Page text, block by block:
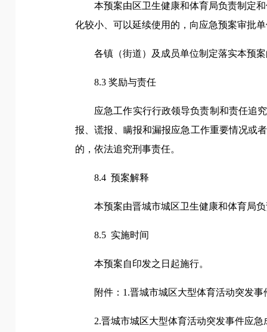
本预案由区卫生健康和体育局负责制定
化较小、可以延续使用的，向应急预案审批
各镇（街道）及成员单位制定落实本预
8.3 奖励与责任
应急工作实行行政领导负责制和责任追
报、谎报、瞒报和漏报应急工作重要情况或
的，依法追究刑事责任。
8.4 预案解释
本预案由晋城市城区卫生健康和体育局
8.5 实施时间
本预案自印发之日起施行。
附件：1.晋城市城区大型体育活动突发
2.晋城市城区大型体育活动突发事件应急